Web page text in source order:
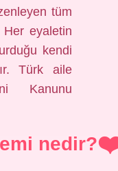
tüm
eyaletin
kendi
Türk aile
Kanunu
nedir?